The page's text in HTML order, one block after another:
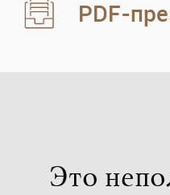
PDF-
Это